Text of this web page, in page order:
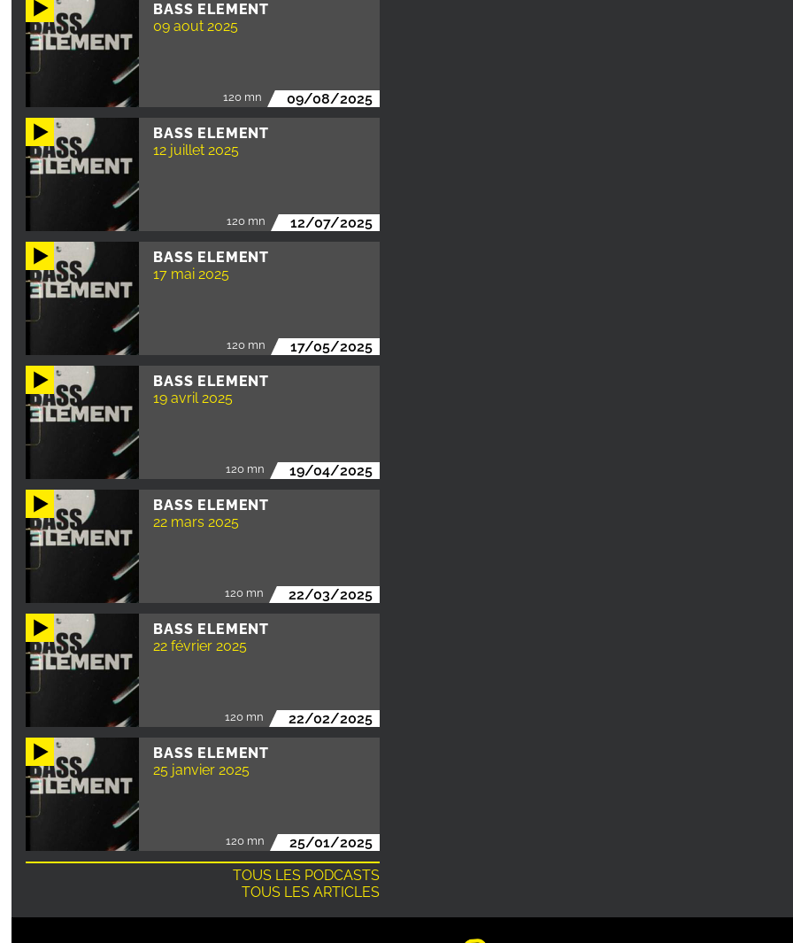
BASS ELEMENT
09 aout 2025
120 mn 09/08/2025
BASS ELEMENT
12 juillet 2025
120 mn 12/07/2025
BASS ELEMENT
17 mai 2025
120 mn 17/05/2025
BASS ELEMENT
19 avril 2025
120 mn 19/04/2025
BASS ELEMENT
22 mars 2025
120 mn 22/03/2025
BASS ELEMENT
22 février 2025
120 mn 22/02/2025
BASS ELEMENT
25 janvier 2025
120 mn
25/01/2025
TOUS LES PODCASTS
TOUS LES ARTICLES